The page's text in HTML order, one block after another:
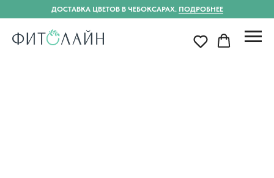
ДОСТАВКА ЦВЕТОВ В ЧЕБОКСАРАХ. ПОДРОБНЕЕ